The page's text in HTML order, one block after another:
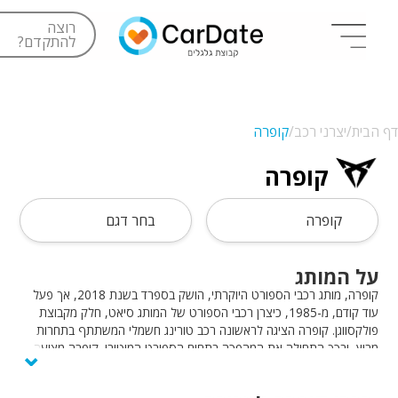
רוצה
להתקדם?
דף הבית/יצרני רכב/קופרה
קופרה
קופרה בחר דגם
על המותג
קופרה, מותג רכבי הספורט היוקרתי, הושק בספרד בשנת 2018, אך פעל
עוד קודם, מ-1985, כיצרן רכבי הספורט של המותג סיאט, חלק מקבוצת
פולקסווגן. קופרה הציגה לראשונה רכב טורינג חשמלי המשתתף בתחרות
מרוץ, ובכך התחילה את המהפכה בתחום הספורט המוטורי. קופרה מציעה
ללקוחותיה רכבים ספורטיבים ומעוצבים, המשלבים תחכום וביצועים. צ׳מפיון
⌄